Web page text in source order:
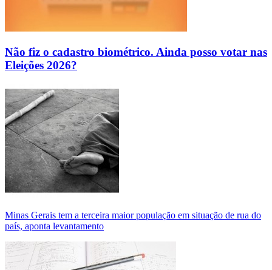
Não fiz o cadastro biométrico. Ainda posso votar nas
Eleições 2026?
Minas Gerais tem a terceira maior população em situação de rua do
país, aponta levantamento